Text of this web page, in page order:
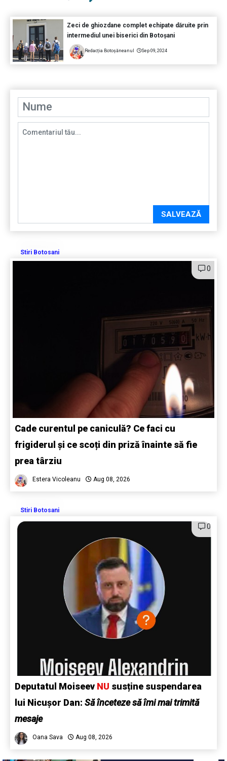
Zeci de ghiozdane complet echipate dăruite prin
intermediul unei biserici din Botoșani
Redacția Botoșăneanul Sep 09, 2024
SALVEAZĂ
Stiri Botosani
0
Cade curentul pe caniculă? Ce faci cu
frigiderul și ce scoți din priză înainte să fie
prea târziu
Estera Vicoleanu Aug 08, 2026
Stiri Botosani
0
Deputatul Moiseev NU susține suspendarea
lui Nicușor Dan: Să înceteze să îmi mai trimită
mesaje
Oana Sava Aug 08, 2026